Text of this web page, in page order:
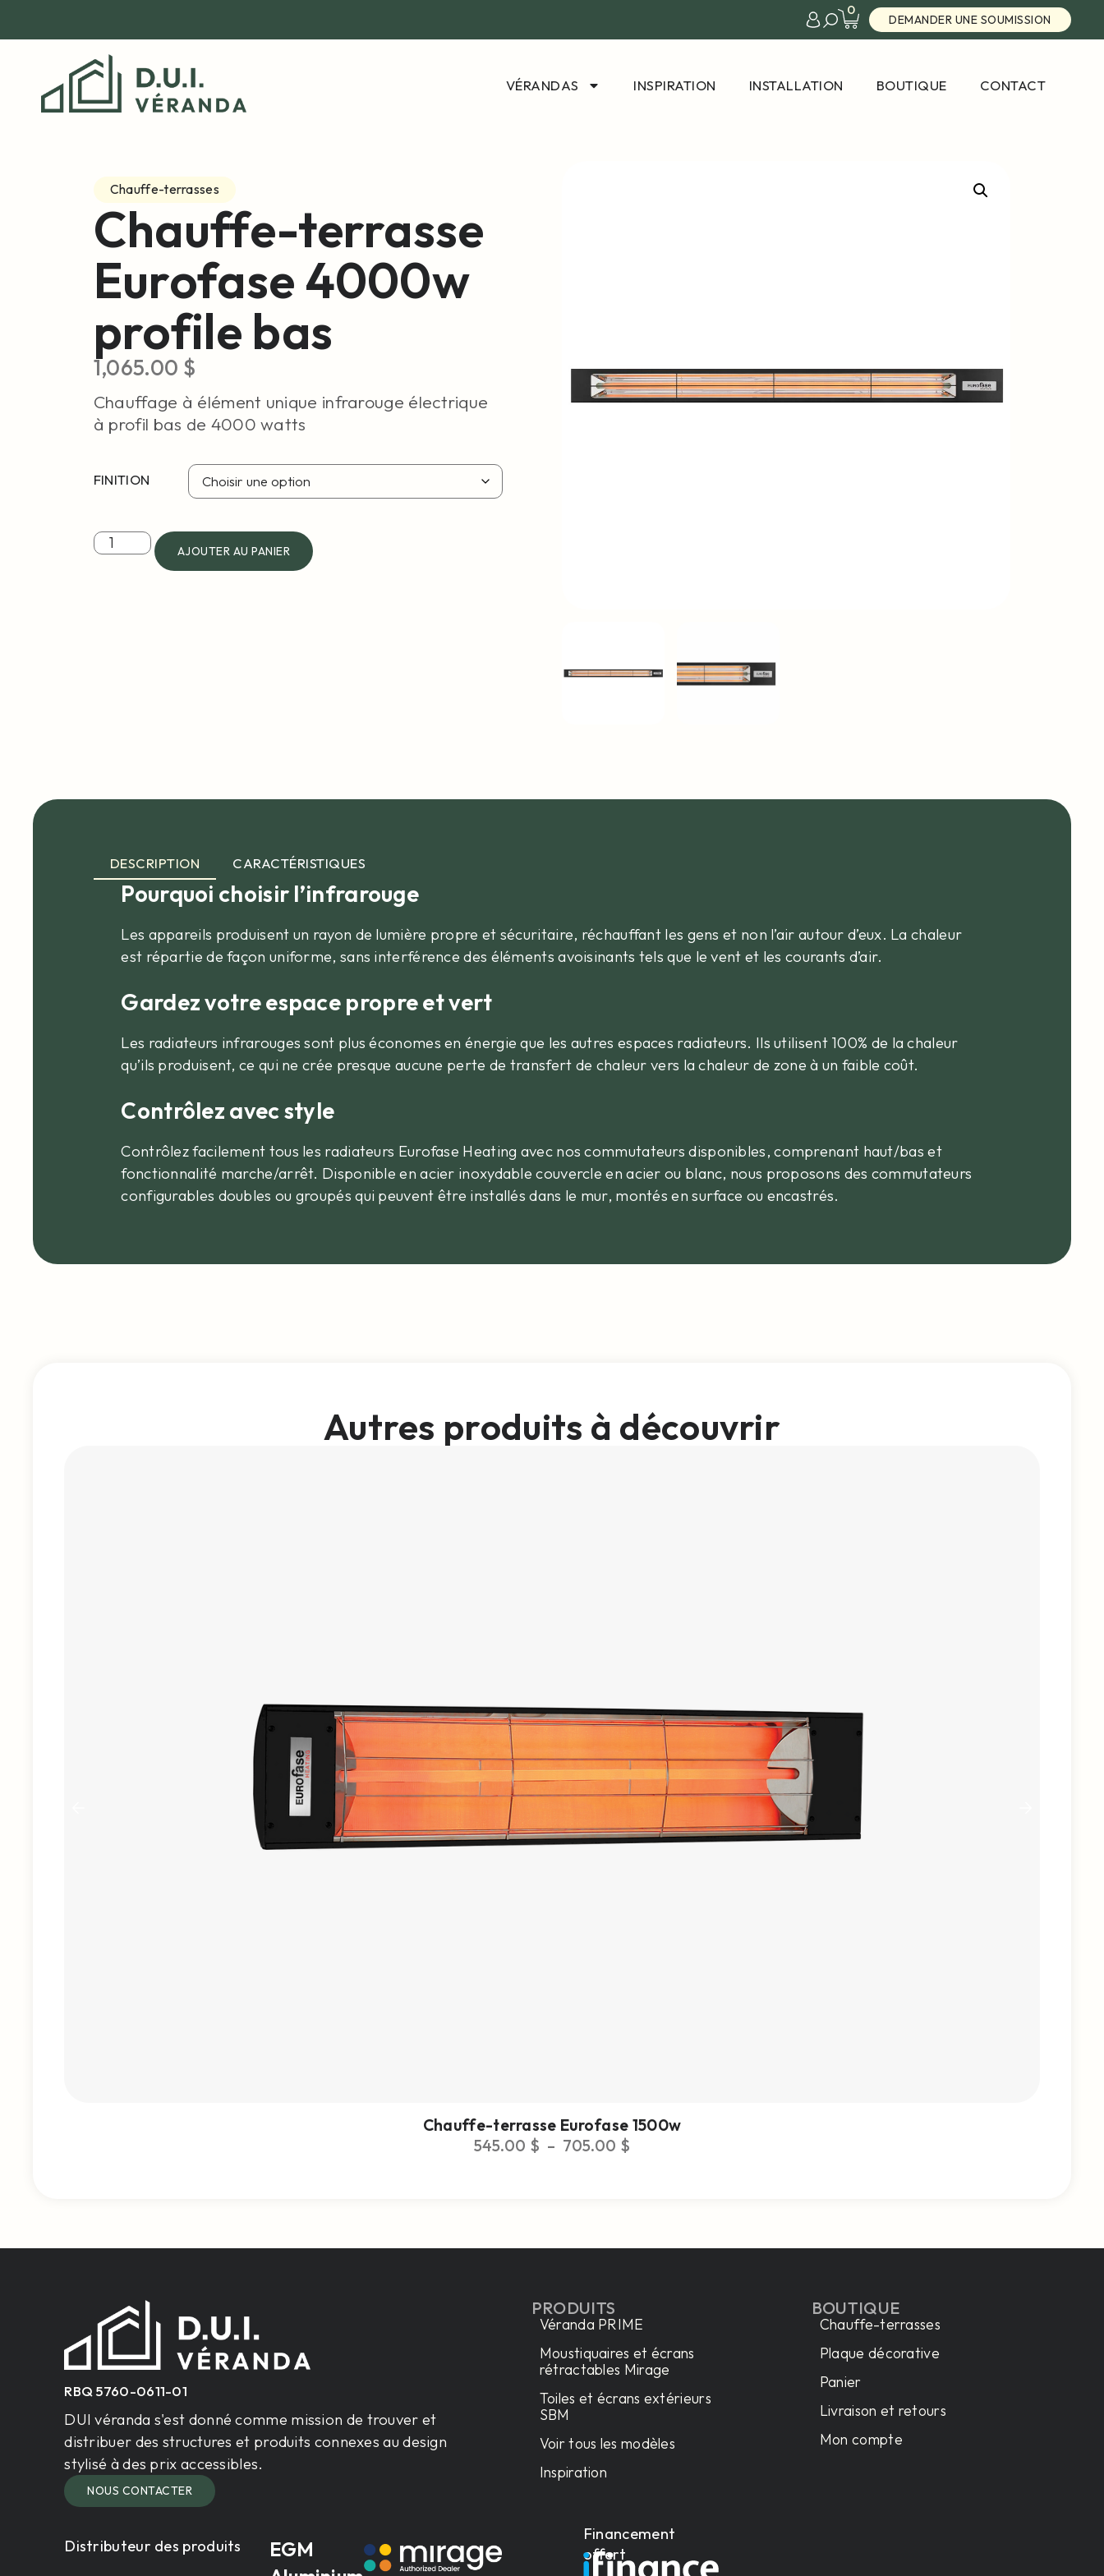
0
DEMANDER UNE SOUMISSION
VÉRANDAS INSPIRATION INSTALLATION BOUTIQUE CONTACT
Chauffe-terrasses
Chauffe-terrasse
Eurofase 4000w
profile bas
1,065.00 $
Chauffage à élément unique infrarouge électrique
à profil bas de 4000 watts
FINITION
AJOUTER AU PANIER
DESCRIPTION CARACTÉRISTIQUES
Pourquoi choisir l’infrarouge
Les appareils produisent un rayon de lumière propre et sécuritaire, réchauffant les gens et non l’air autour d’eux. La chaleur
est répartie de façon uniforme, sans interférence des éléments avoisinants tels que le vent et les courants d’air.
Gardez votre espace propre et vert
Les radiateurs infrarouges sont plus économes en énergie que les autres espaces radiateurs. Ils utilisent 100% de la chaleur
qu’ils produisent, ce qui ne crée presque aucune perte de transfert de chaleur vers la chaleur de zone à un faible coût.
Contrôlez avec style
Contrôlez facilement tous les radiateurs Eurofase Heating avec nos commutateurs disponibles, comprenant haut/bas et
fonctionnalité marche/arrêt. Disponible en acier inoxydable couvercle en acier ou blanc, nous proposons des commutateurs
configurables doubles ou groupés qui peuvent être installés dans le mur, montés en surface ou encastrés.
Autres produits à découvrir
Chauffe-terrasse Eurofase 1500w
545.00 $ – 705.00 $
RBQ 5760-0611-01
DUI véranda s'est donné comme mission de trouver et
distribuer des structures et produits connexes au design
stylisé à des prix accessibles.
NOUS CONTACTER
PRODUITS
Véranda PRIME
Moustiquaires et écrans
rétractables Mirage
Toiles et écrans extérieurs
SBM
Voir tous les modèles
Inspiration
BOUTIQUE
Chauffe-terrasses
Plaque décorative
Panier
Livraison et retours
Mon compte
Distributeur des produits
EGM
Financement
offert